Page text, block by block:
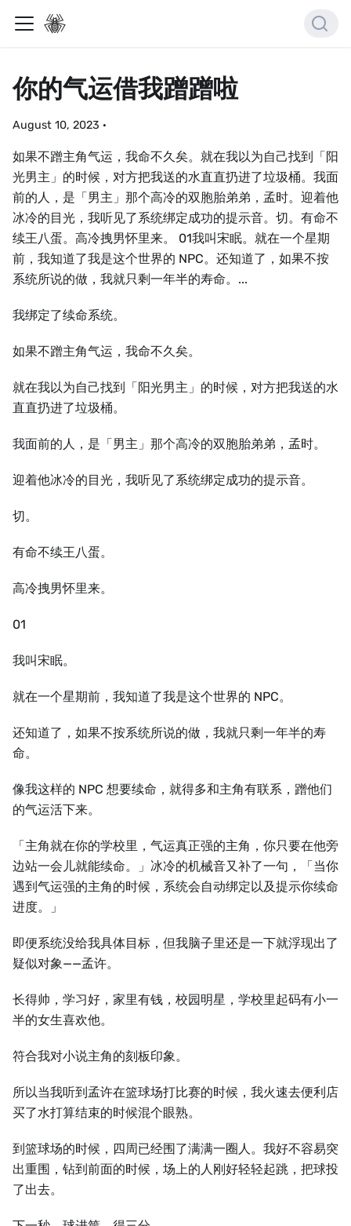
你的气运借我蹭蹭啦
August 10, 2023 ·
如果不蹭主角气运，我命不久矣。就在我以为自己找到「阳
光男主」的时候，对方把我送的水直直扔进了垃圾桶。我面
前的人，是「男主」那个高冷的双胞胎弟弟，孟时。迎着他
冰冷的目光，我听见了系统绑定成功的提示音。切。有命不
续王八蛋。高冷拽男怀里来。 01我叫宋眠。就在一个星期
前，我知道了我是这个世界的 NPC。还知道了，如果不按
系统所说的做，我就只剩一年半的寿命。...
我绑定了续命系统。
如果不蹭主角气运，我命不久矣。
就在我以为自己找到「阳光男主」的时候，对方把我送的水
直直扔进了垃圾桶。
我面前的人，是「男主」那个高冷的双胞胎弟弟，孟时。
迎着他冰冷的目光，我听见了系统绑定成功的提示音。
切。
有命不续王八蛋。
高冷拽男怀里来。
01
我叫宋眠。
就在一个星期前，我知道了我是这个世界的 NPC。
还知道了，如果不按系统所说的做，我就只剩一年半的寿
命。
像我这样的 NPC 想要续命，就得多和主角有联系，蹭他们
的气运活下来。
「主角就在你的学校里，气运真正强的主角，你只要在他旁
边站一会儿就能续命。」冰冷的机械音又补了一句，「当你
遇到气运强的主角的时候，系统会自动绑定以及提示你续命
进度。」
即便系统没给我具体目标，但我脑子里还是一下就浮现出了
疑似对象——孟许。
长得帅，学习好，家里有钱，校园明星，学校里起码有小一
半的女生喜欢他。
符合我对小说主角的刻板印象。
所以当我听到孟许在篮球场打比赛的时候，我火速去便利店
买了水打算结束的时候混个眼熟。
到篮球场的时候，四周已经围了满满一圈人。我好不容易突
出重围，钻到前面的时候，场上的人刚好轻轻起跳，把球投
了出去。